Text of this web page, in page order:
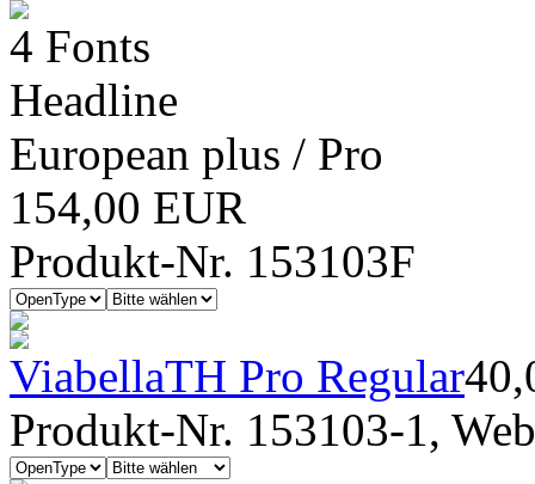
4 Fonts
Headline
European plus / Pro
154,00 EUR
Produkt-Nr. 153103F
ViabellaTH Pro Regular
Produkt-Nr. 153103-1,